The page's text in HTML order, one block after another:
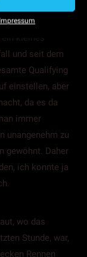
im dunkeln zu
dem Wagen
kleines
und seit dem
Qualifying
einstellen, aber
da es da
immer
unangenehm zu
gewöhnt. Daher
ich konnte ja
wo das
Stunde, war,
Rennen